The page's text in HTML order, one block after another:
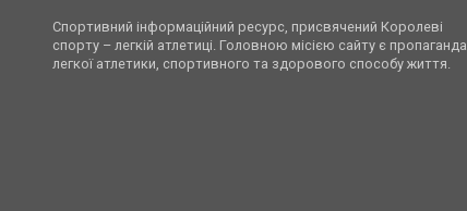
Спортивний інформаційний ресурс, присвячений Королеві
спорту – легкій атлетиці. Головною місією сайту є пропаганда
легкої атлетики, спортивного та здорового способу життя.